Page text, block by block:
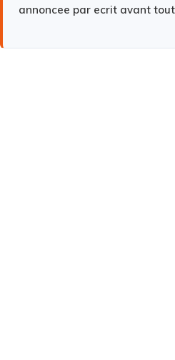
annoncee par ecrit avant